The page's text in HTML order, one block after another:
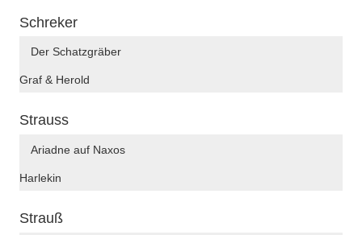
Schreker
Der Schatzgräber
Graf & Herold
Strauss
Ariadne auf Naxos
Harlekin
Strauß